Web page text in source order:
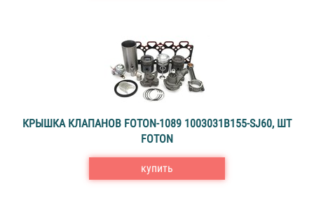
КРЫШКА КЛАПАНОВ FOTON-1089 1003031В155-SJ60, ШТ
FOTON
купить